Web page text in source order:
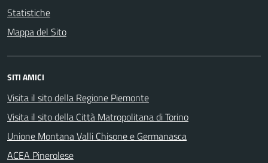
Statistiche
Mappa del Sito
SITI AMICI
Visita il sito della Regione Piemonte
Visita il sito della Città Matropolitana di Torino
Unione Montana Valli Chisone e Germanasca
ACEA Pinerolese